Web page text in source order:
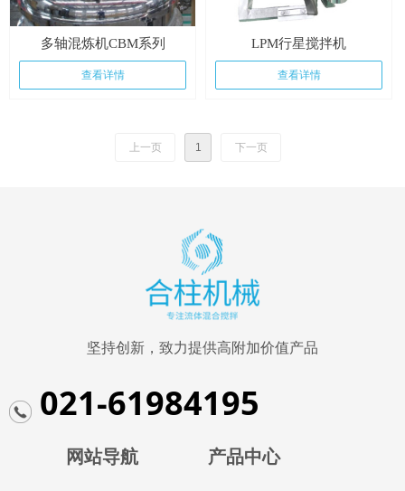
多轴混炼机CBM系列
查看详情
LPM行星搅拌机
查看详情
上一页 1 下一页
坚持创新，致力提供高附加价值产品
021-61984195
网站导航 产品中心